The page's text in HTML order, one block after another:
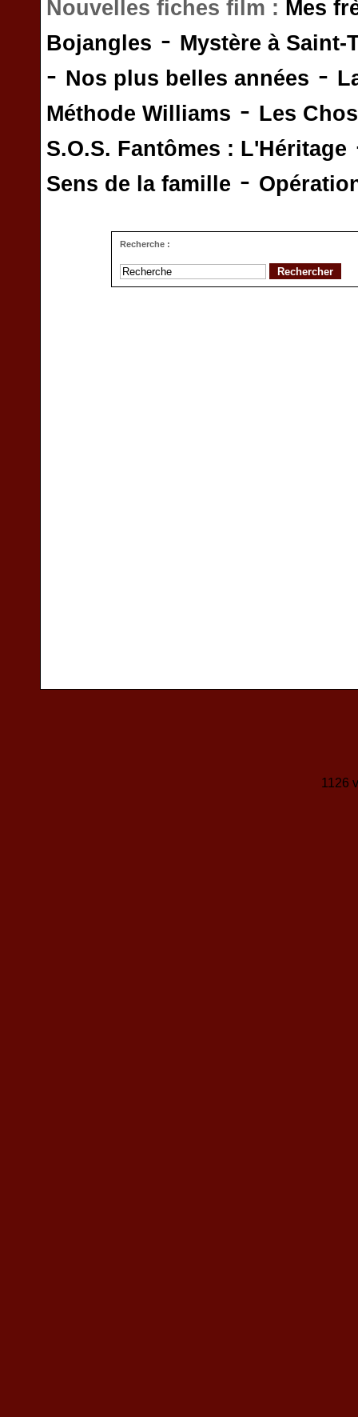
Nouvelles fiches film : Mes
Bojangles - Mystère à Saint-
- Nos plus belles années -
Méthode Williams - Les
S.O.S. Fantômes : L'Héritage
Sens de la famille -
Recherche :
1126